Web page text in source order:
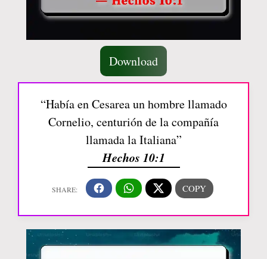
Download
“Había en Cesarea un hombre llamado
Cornelio, centurión de la compañía
llamada la Italiana”
Hechos 10:1